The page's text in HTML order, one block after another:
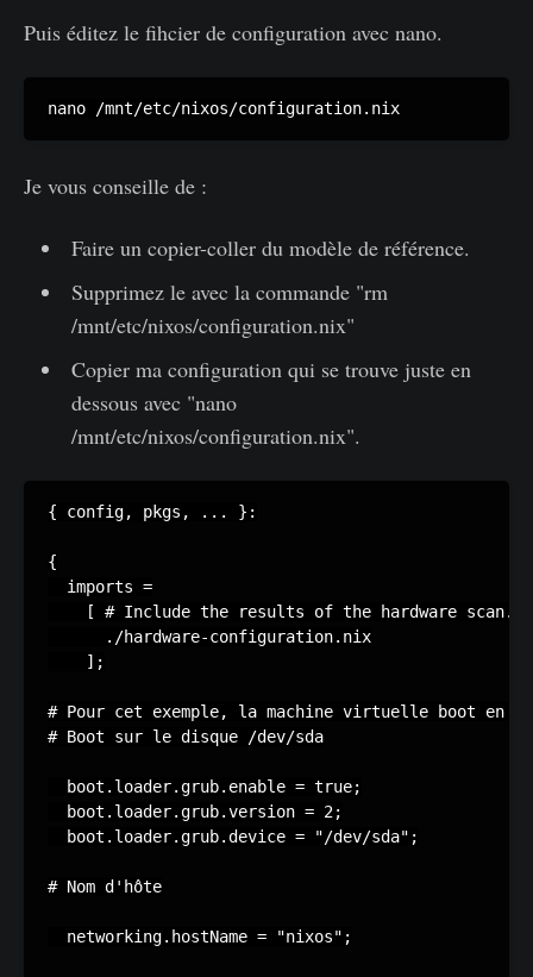
Puis éditez le fihcier de configuration avec nano.
nano /mnt/etc/nixos/configuration.nix
Je vous conseille de :
Faire un copier-coller du modèle de référence.
Supprimez le avec la commande "rm
/mnt/etc/nixos/configuration.nix"
Copier ma configuration qui se trouve juste en
dessous avec "nano
/mnt/etc/nixos/configuration.nix".
{ config, pkgs, ... }:
{
  imports =
    [ # Include the results of the hardware scan.
      ./hardware-configuration.nix
    ];
# Pour cet exemple, la machine virtuelle boot en
# Boot sur le disque /dev/sda
  boot.loader.grub.enable = true;
  boot.loader.grub.version = 2;
  boot.loader.grub.device = "/dev/sda";
# Nom d'hôte
  networking.hostName = "nixos";